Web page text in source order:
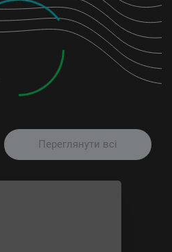
Переглянути всі